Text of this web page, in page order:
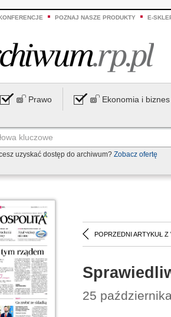
POZNAJ NASZE PRODUKTY E-
Prawo Ekonomia i biznes
uzyskać dostęp do archiwum? Zobacz ofertę
POPRZEDNI ARTYKUŁ Z
25